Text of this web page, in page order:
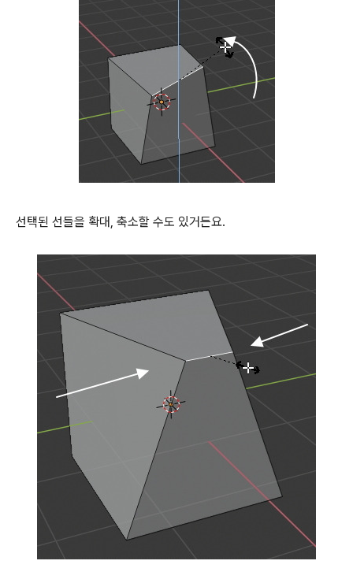
선택된 선들을 확대, 축소할 수도 있거든요.